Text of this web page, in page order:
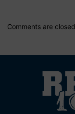
Comments are